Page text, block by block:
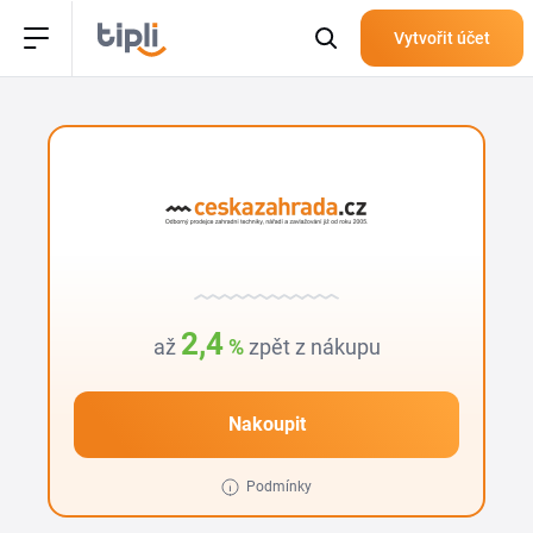
Vytvořit účet
až 2,4 % zpět z nákupu
Nakoupit
Podmínky